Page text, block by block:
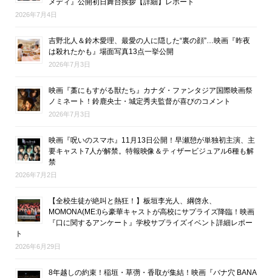
2026年7月4日
吉野北人＆鈴木愛理、最愛の人に隠した“裏の顔”…映画『昨夜
は殺れたかも』場面写真13点一挙公開
2026年7月3日
映画『藁にもすがる獣たち』カナダ・ファンタジア国際映画祭
ノミネート！鈴鹿央士・城定秀夫監督が喜びのコメント
2026年7月3日
映画『呪いのスマホ』11月13日公開！早瀬憩が単独初主演、主
要キャスト7人が解禁。特報映像＆ティザービジュアル6種も解
禁
2026年7月2日
【全校生徒が絶叫と熱狂！】板垣李光人、綱啓永、
MOMONA(ME:I)ら豪華キャストが高校にサプライズ降臨！映画
『口に関するアンケート』学校サプライズイベント詳細レポー
ト
2026年6月29日
8年越しの約束！稲垣・草彅・香取が集結！映画『バナ穴 BANA